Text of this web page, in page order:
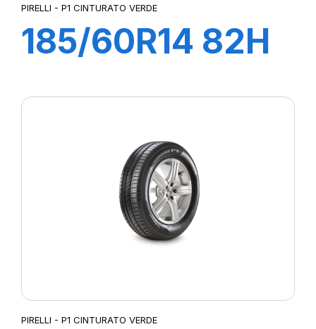
PIRELLI - P1 CINTURATO VERDE
185/60R14 82H
PIRELLI - P1 CINTURATO VERDE